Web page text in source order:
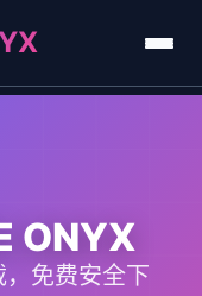
ONYX
免费安全下